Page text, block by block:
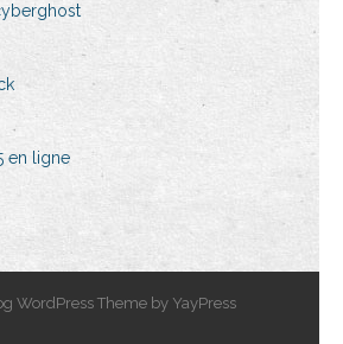
en ligne
WordPress Theme by YayPress